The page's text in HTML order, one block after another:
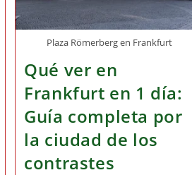
Plaza Römerberg en Frankfurt
Qué ver en
Frankfurt en 1 día:
Guía completa por
la ciudad de los
contrastes